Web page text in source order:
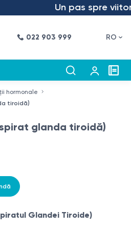
Un pas spre
022 903 999 RO
hormonale
tiroidă)
glanda tiroidă)
Glandei Tiroide)